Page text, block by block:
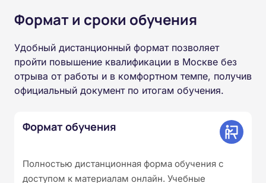
Формат и сроки обучения
Удобный дистанционный формат позволяет
пройти повышение квалификации в Москве без
отрыва от работы и в комфортном темпе, получив
официальный документ по итогам обучения.
Формат обучения
Полностью дистанционная форма обучения с
доступом к материалам онлайн. Учебные